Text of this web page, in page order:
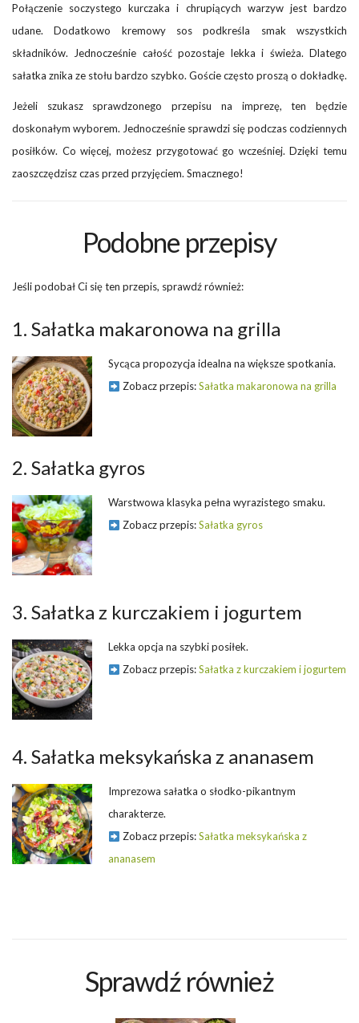
Połączenie soczystego kurczaka i chrupiących warzyw jest bardzo
udane. Dodatkowo kremowy sos podkreśla smak wszystkich
składników. Jednocześnie całość pozostaje lekka i świeża. Dlatego
sałatka znika ze stołu bardzo szybko. Goście często proszą o dokładkę.
Jeżeli szukasz sprawdzonego przepisu na imprezę, ten będzie
doskonałym wyborem. Jednocześnie sprawdzi się podczas codziennych
posiłków. Co więcej, możesz przygotować go wcześniej. Dzięki temu
zaoszczędzisz czas przed przyjęciem. Smacznego!
Podobne przepisy
Jeśli podobał Ci się ten przepis, sprawdź również:
1. Sałatka makaronowa na grilla
Sycąca propozycja idealna na większe spotkania.
Zobacz przepis:Sałatka makaronowa na grilla
2. Sałatka gyros
Warstwowa klasyka pełna wyrazistego smaku.
Zobacz przepis:Sałatka gyros
3. Sałatka z kurczakiem i jogurtem
Lekka opcja na szybki posiłek.
Zobacz przepis:Sałatka z kurczakiem i jogurtem
4. Sałatka meksykańska z ananasem
Imprezowa sałatka o słodko-pikantnym
charakterze.
Zobacz przepis:Sałatka meksykańska z
ananasem
Sprawdź również